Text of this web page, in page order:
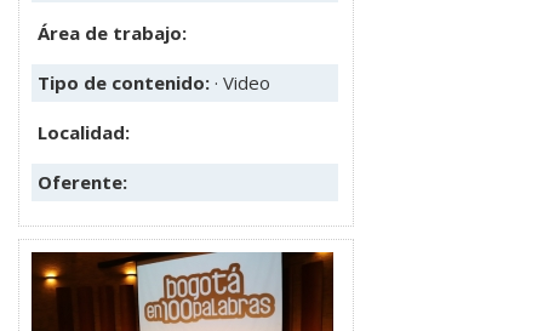
Área de trabajo:
Tipo de contenido: · Video
Localidad:
Oferente: